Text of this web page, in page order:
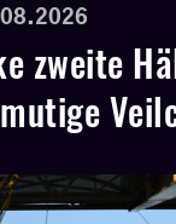
zweite